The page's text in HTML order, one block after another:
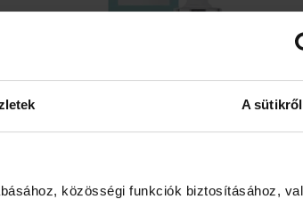
A sütikről
közösségi funkciók biztosításához,